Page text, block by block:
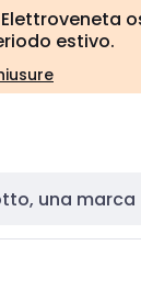
estivo.